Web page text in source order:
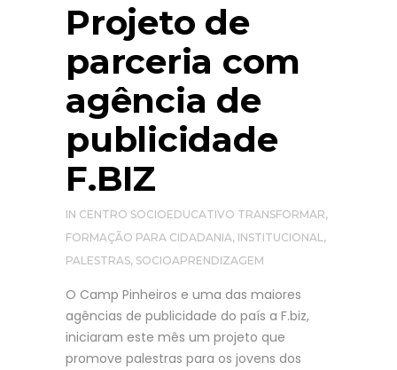
Projeto de
parceria com
agência de
publicidade
F.BIZ
IN CENTRO SOCIOEDUCATIVO TRANSFORMAR,
FORMAÇÃO PARA CIDADANIA, INSTITUCIONAL,
PALESTRAS, SOCIOAPRENDIZAGEM
O Camp Pinheiros e uma das maiores
agências de publicidade do país a F.biz,
iniciaram este mês um projeto que
promove palestras para os jovens dos